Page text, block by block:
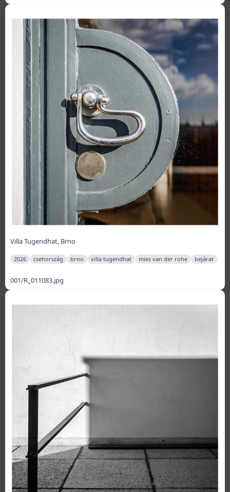
Villa Tugendhat, Brno
2026 csehország brno villa tugendhat mies van der rohe bejárat
001/R_011083.jpg